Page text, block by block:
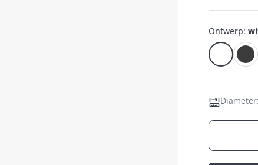
Ontwerp:
Diameter: